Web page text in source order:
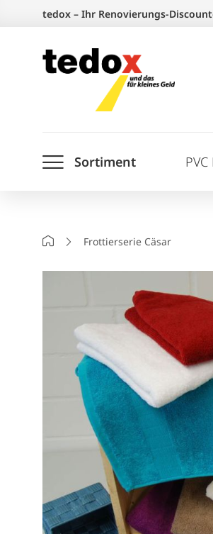
springen
tedox – Ihr Renovierungs-
Sortiment
StartseiteFrottierserie Cäsar